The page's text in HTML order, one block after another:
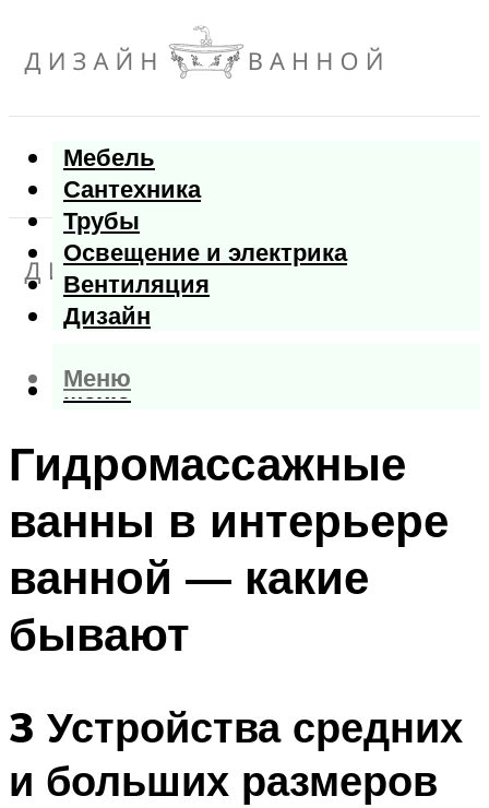
Мебель
Сантехника
Трубы
Освещение и электрика
Вентиляция
Дизайн
Меню
Меню
Гидромассажные
ванны в интерьере
ванной — какие
бывают
3 Устройства средних
и больших размеров